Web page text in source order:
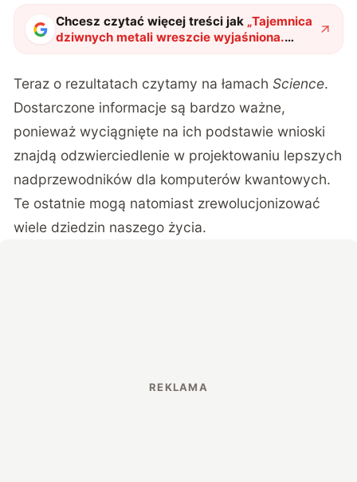
Chcesz czytać więcej treści jak „Tajemnica
dziwnych metali wreszcie wyjaśniona.
Naukowcy kilkadziesiąt lat głowili się nad tą
Teraz o rezultatach czytamy na łamachScience.
Dostarczone informacje są bardzo ważne,
ponieważ wyciągnięte na ich podstawie wnioski
znajdą odzwierciedlenie w projektowaniu lepszych
nadprzewodników dla komputerów kwantowych.
Te ostatnie mogą natomiast zrewolucjonizować
wiele dziedzin naszego życia.